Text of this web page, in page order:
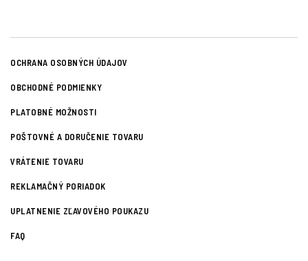
OCHRANA OSOBNÝCH ÚDAJOV
OBCHODNÉ PODMIENKY
PLATOBNÉ MOŽNOSTI
POŠTOVNÉ A DORUČENIE TOVARU
VRÁTENIE TOVARU
REKLAMAČNÝ PORIADOK
UPLATNENIE ZĽAVOVÉHO POUKAZU
FAQ